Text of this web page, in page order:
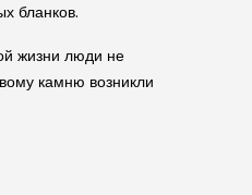
бланков.
жизни люди не
камню возникли